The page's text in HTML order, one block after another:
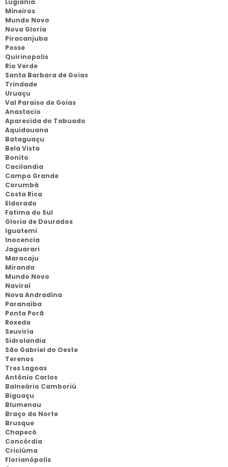
Lugiania
Mineiros
Mundo Novo
Nova Gloria
Piracanjuba
Posse
Quirinopolis
Rio Verde
Santa Barbara de Goias
Trindade
Uruaçu
Val Paraiso de Goias
Anastacio
Aparecida do Tabuado
Aquidauana
Bataguaçu
Bela Vista
Bonito
Cacilandia
Campo Grande
Corumbá
Costa Rica
Eldorado
Fatima do Sul
Gloria de Dourados
Iguatemi
Inocencia
Jaguarari
Maracaju
Miranda
Mundo Novo
Naviraí
Nova Andradina
Paranaiba
Ponta Porã
Roxeda
Seuviria
Sidrolandia
São Gabriel do Oeste
Terenos
Tres Lagoas
Antônio Carlos
Balneário Camboriú
Biguaçu
Blumenau
Braço do Norte
Brusque
Chapecó
Concórdia
Criciúma
Florianópolis